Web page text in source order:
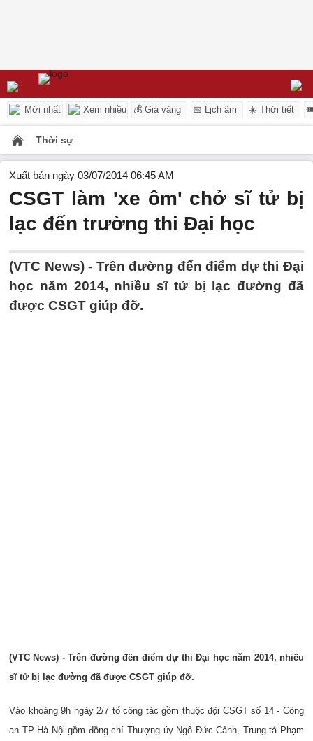
Mới nhất Xem nhiều 💰 Giá vàng 📅 Lịch âm ☀️ Thời tiết
Thời sự
Xuất bản ngày 03/07/2014 06:45 AM
CSGT làm 'xe ôm' chở sĩ tử bị
lạc đến trường thi Đại học
(VTC News) - Trên đường đến điểm dự thi Đại
học năm 2014, nhiều sĩ tử bị lạc đường đã
được CSGT giúp đỡ.
(VTC News) - Trên đường đến điểm dự thi Đại học năm 2014, nhiều
sĩ tử bị lạc đường đã được CSGT giúp đỡ.
Vào khoảng 9h ngày 2/7 tổ công tác gồm thuộc đội CSGT số 14 - Công
an TP Hà Nội gồm đồng chí Thượng úy Ngô Đức Cảnh, Trung tá Phạm